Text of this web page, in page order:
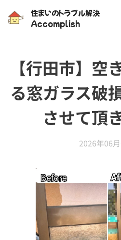
住まいのトラブル解決
Accomplish
【行田市】空
る窓ガラス破
させて頂
2026年06